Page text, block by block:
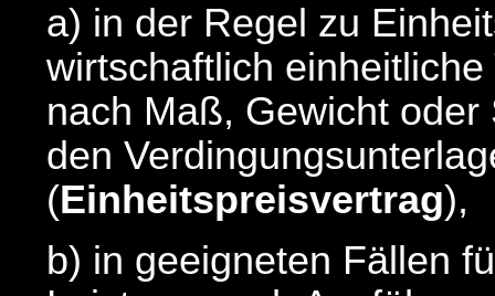
a) in der Regel zu
wirtschaftlich
nach Maß, Gewicht
den
(Einheitspreisvertrag),
b) in geeigneten Fällen